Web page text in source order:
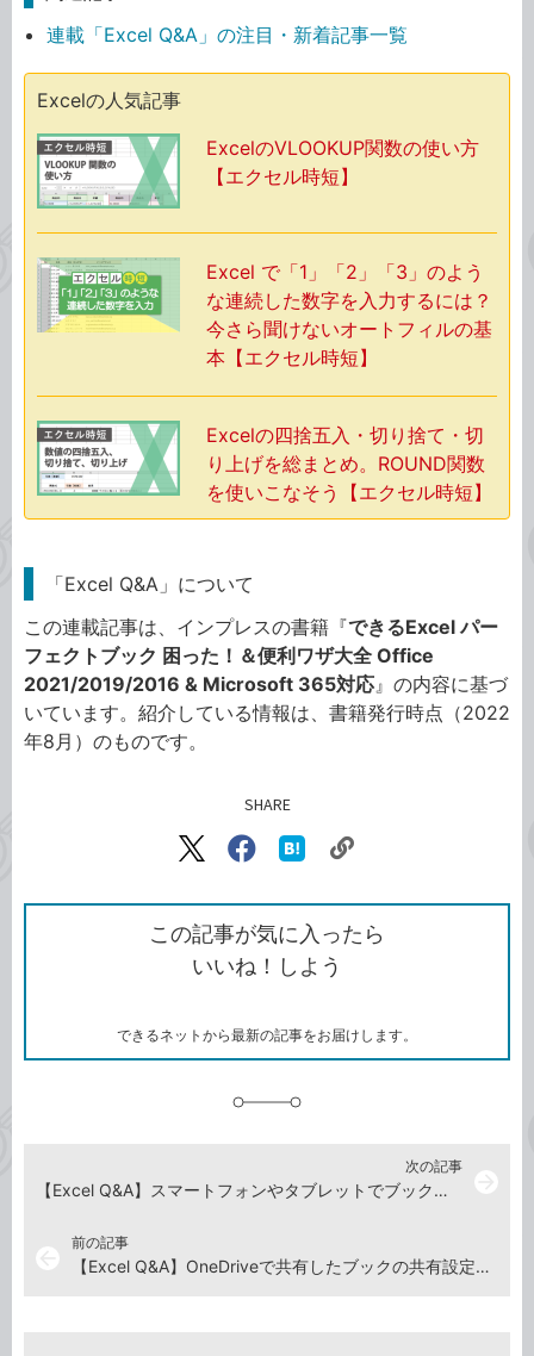
連載「Excel Q&A」の注目・新着記事一覧
Excelの人気記事
ExcelのVLOOKUP関数の使い方
【エクセル時短】
Excel で「1」「2」「3」のよう
な連続した数字を入力するには？
今さら聞けないオートフィルの基
本【エクセル時短】
Excelの四捨五入・切り捨て・切
り上げを総まとめ。ROUND関数
を使いこなそう【エクセル時短】
「Excel Q&A」について
この連載記事は、インプレスの書籍『できるExcel パー
フェクトブック 困った！＆便利ワザ大全 Office
2021/2019/2016 & Microsoft 365対応 』の内容に基づ
いています。紹介している情報は、書籍発行時点（2022
年8月）のものです。
SHARE
X（旧
で
シ
ェ
ア
Facebook
シ
ェ
ア
な
ッ
ク
ク
ク
を
コ
この記事が気に入ったら
いいね！しよう
できるネットから最新の記事をお届けします。
前の記事
【Excel Q&A】OneDriveで共有したブックの共有設定を解除するには
次の記事
【Excel Q&A】スマートフォンやタブレットでブックを編集するには